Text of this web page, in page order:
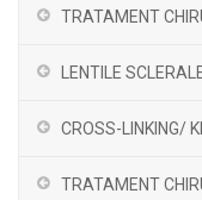
TRATAMENT
LENTILE
CROSS-LINKING/
TRATAMENT